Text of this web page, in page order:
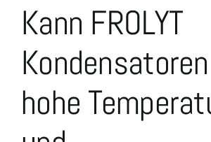
Sondermaschinenbau
Stromversorgungsanlagen
Rollenschneiden
Kann FROLYT
hohe